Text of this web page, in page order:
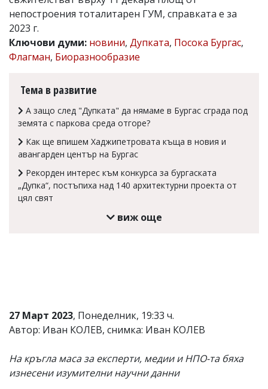
Коментарите
под
статиите
се
въвеждат
носи
откриете
обиден
непостроения тоталитарен ГУМ, справката е за
2023 г.
Ключови думи: новини, Дупката, Посока Бургас,
Флагман, Биоразнообразие
Тема в развитие
А защо след "Дупката" да нямаме в Бургас сграда под
земята с паркова среда отгоре?
Как ще впишем Хаджипетровата къща в новия и
авангарден център на Бургас
Рекорден интерес към конкурса за бургаската
„Дупка“, постъпиха над 140 архитектурни проекта от
цял свят
виж още
27 Март 2023, Понеделник, 19:33 ч.
Автор: Иван КОЛЕВ, снимка: Иван КОЛЕВ
На кръгла маса за експерти, медии и НПО-та бяха
изнесени изумителни научни данни